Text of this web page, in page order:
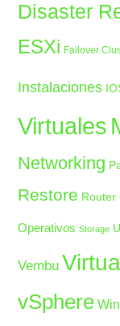
Disaster
ESXi Failover
Instalaciones
Virtuales
Networking
Restore Router
Operativos Storage
Vembu
vSphere